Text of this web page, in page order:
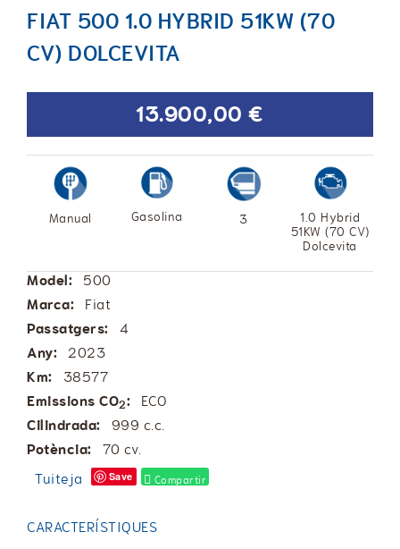
FIAT 500 1.0 HYBRID 51KW (70
CV) DOLCEVITA
13.900,00 €
Manual Gasolina 3 1.0 Hybrid
51KW (70 CV)
Dolcevita
Model: 500
Marca: Fiat
Passatgers: 4
Any: 2023
Km: 38577
Emissions CO2: ECO
Cilindrada: 999 c.c.
Potència: 70 cv.
Tuiteja
Save Compartir
CARACTERÍSTIQUES